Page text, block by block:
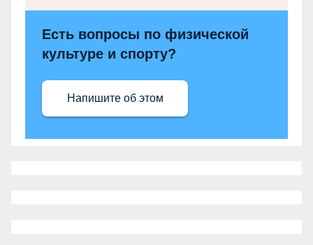
Есть вопросы по физической
культуре и спорту?
Напишите об этом